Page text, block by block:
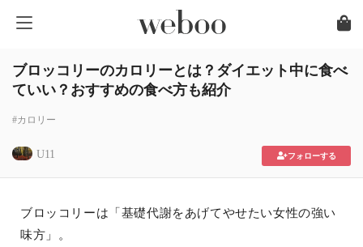
ブロッコリーのカロリーとは？ダイエット中に食べ
ていい？おすすめの食べ方も紹介
#カロリー
U11 フォローする
ブロッコリーは「基礎代謝をあげてやせたい女性の強い
味方」。